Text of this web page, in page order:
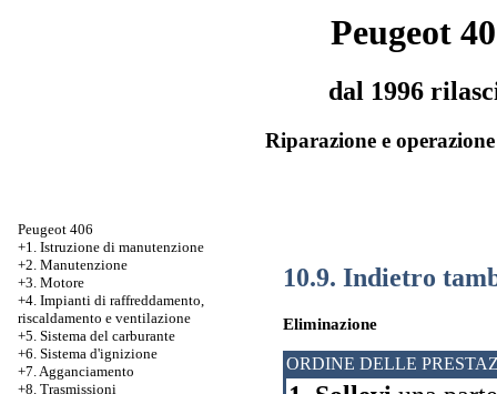
Peugeot
dal 1996
Riparazione e
Peugeot 406
+1. Istruzione di manutenzione
+2. Manutenzione
+3. Motore
+4. Impianti di raffreddamento,
riscaldamento e ventilazione
+5. Sistema del carburante
+6. Sistema d'ignizione
+7. Agganciamento
+8. Trasmissioni
10.9. Indietro
Eliminazione
ORDINE DELLE